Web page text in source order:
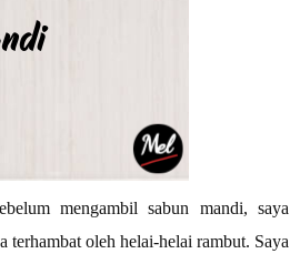
mengambil sabun mandi, saya
oleh helai-helai rambut. Saya